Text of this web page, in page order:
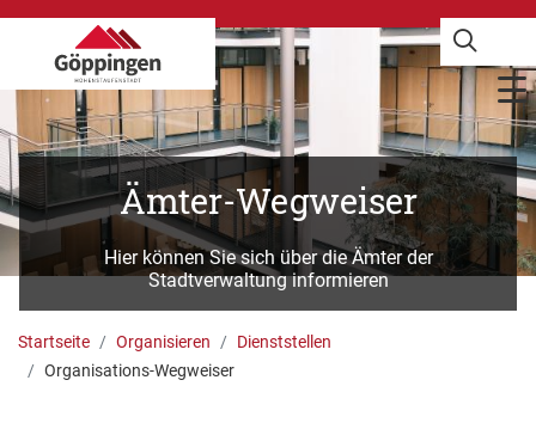
Ämter-Wegweiser
Hier können Sie sich über die Ämter der
Stadtverwaltung informieren
Startseite Organisieren
Dienststellen
Organisations-Wegweiser